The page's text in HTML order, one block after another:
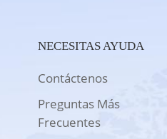
NECESITAS AYUDA
Contáctenos
Preguntas Más
Frecuentes